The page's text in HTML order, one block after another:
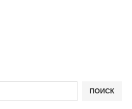
ПОИСК